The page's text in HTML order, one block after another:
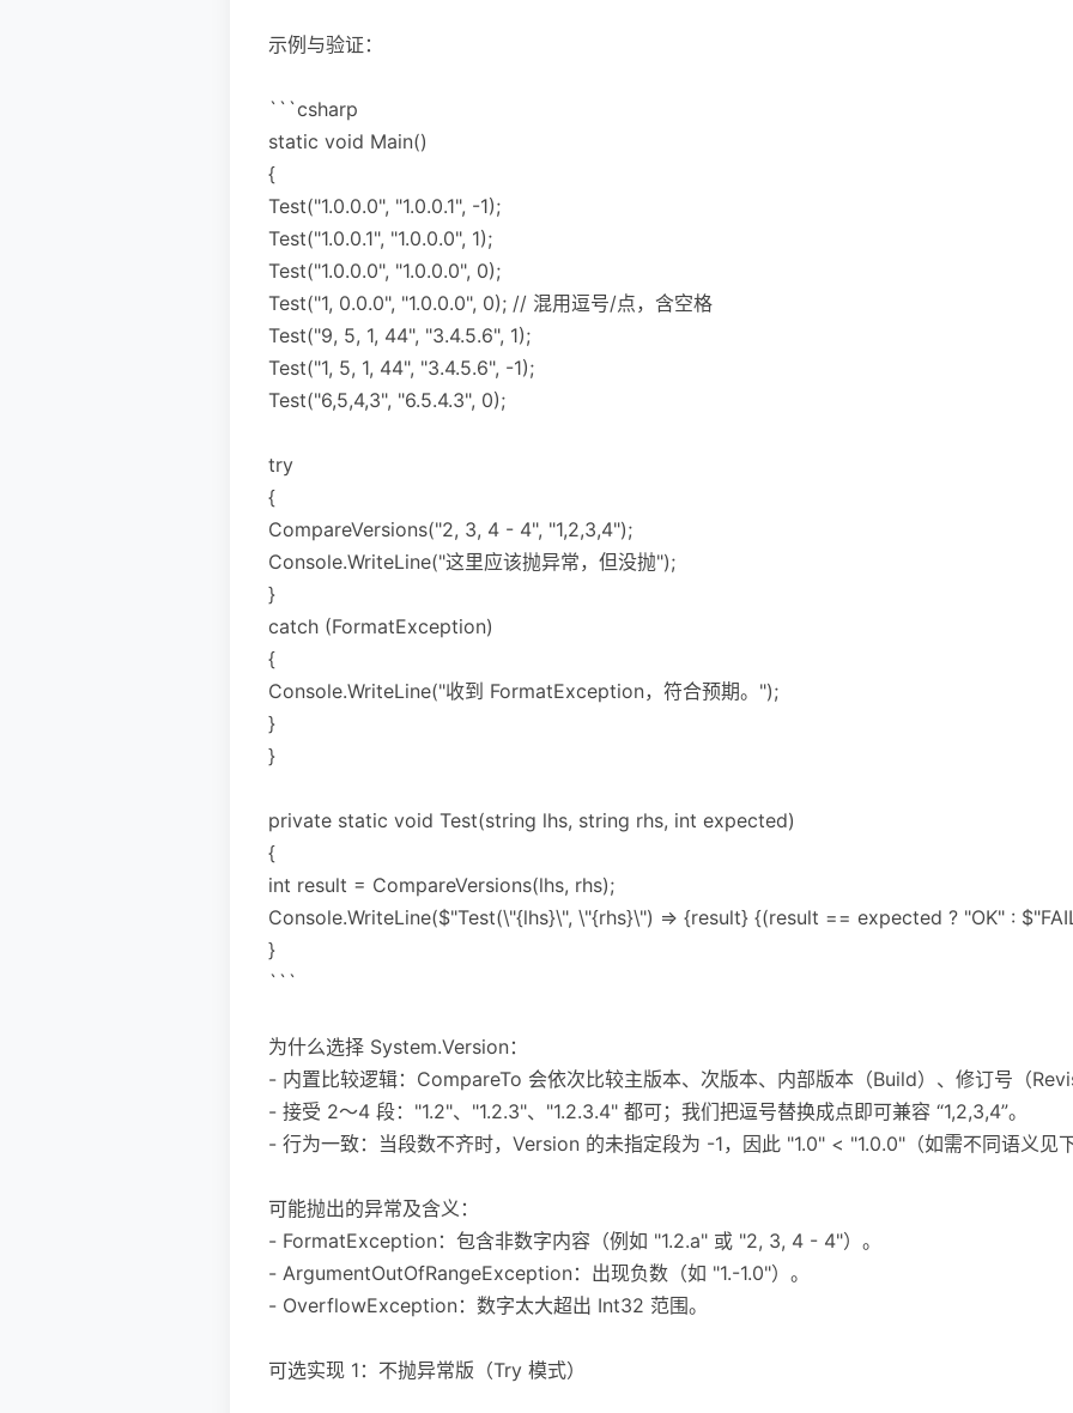
示例与验证：
```csharp
static void Main()
{
Test("1.0.0.0", "1.0.0.1", -1);
Test("1.0.0.1", "1.0.0.0", 1);
Test("1.0.0.0", "1.0.0.0", 0);
Test("1, 0.0.0", "1.0.0.0", 0); // 混用逗号/点，含空格
Test("9, 5, 1, 44", "3.4.5.6", 1);
Test("1, 5, 1, 44", "3.4.5.6", -1);
Test("6,5,4,3", "6.5.4.3", 0);
try
{
CompareVersions("2, 3, 4 - 4", "1,2,3,4");
Console.WriteLine("这里应该抛异常，但没抛");
}
catch (FormatException)
{
Console.WriteLine("收到 FormatException，符合预期。");
}
}
private static void Test(string lhs, string rhs, int expected)
{
int result = CompareVersions(lhs, rhs);
Console.WriteLine($"Test(\"{lhs}\", \"{rhs}\") => {result} {(result == expected ? "OK" :
}
```
为什么选择 System.Version：
- 内置比较逻辑：CompareTo 会依次比较主版本、次版本、内部版本（Build）、修订号（
- 接受 2～4 段："1.2"、"1.2.3"、"1.2.3.4" 都可；我们把逗号替换成点即可兼容 “1,2,3,4”。
- 行为一致：当段数不齐时，Version 的未指定段为 -1，因此 "1.0" < "1.0.0"（如需不同语义见下
可能抛出的异常及含义：
- FormatException：包含非数字内容（例如 "1.2.a" 或 "2, 3, 4 - 4"）。
- ArgumentOutOfRangeException：出现负数（如 "1.-1.0"）。
- OverflowException：数字太大超出 Int32 范围。
可选实现 1：不抛异常版（Try 模式）